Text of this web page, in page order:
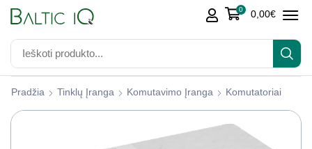
0 0,00€
Pradžia Tinklų Įranga Komutavimo Įranga Komutatoriai